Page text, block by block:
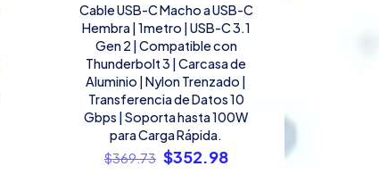
Cable USB-C Macho a USB-C
Hembra | 1metro | USB-C 3.1
Gen 2 | Compatible con
Thunderbolt 3 | Carcasa de
Aluminio | Nylon Trenzado |
Transferencia de Datos 10
Gbps | Soporta hasta 100W
para Carga Rápida.
$369.73 El
$352.98El